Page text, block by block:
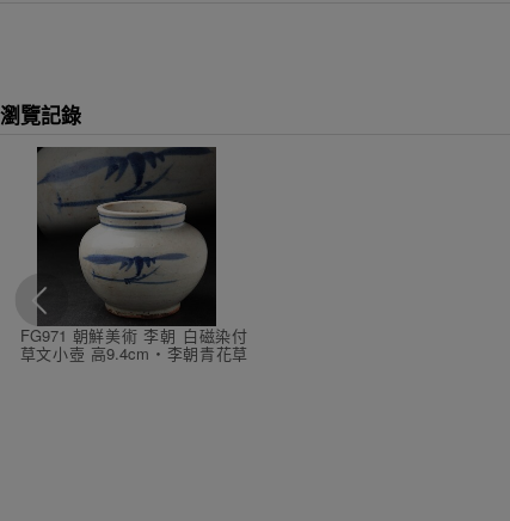
瀏覽記錄
FG971 朝鮮美術 李朝 白磁染付
草文小壺 高9.4cm・李朝青花草